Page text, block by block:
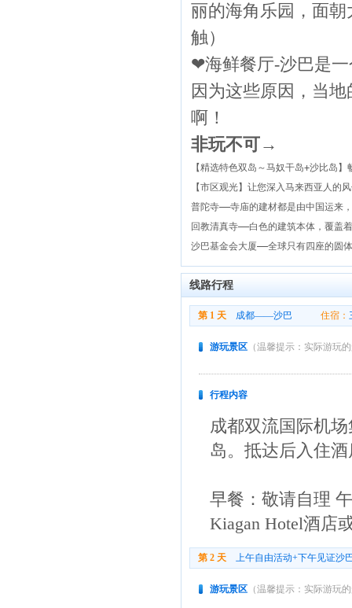
丽的海角乐园，面
触）
❤海鲜餐厅-沙巴是
因为这些原因，当
啊！
非玩不可→
【精选特色双岛～马奴干岛+沙比岛】
【市区观光】让您深入马来西亚人的
普陀寺——寺庙的建材都是由中国运来
回教清真寺——白色的建筑本体，覆盖
沙巴基金会大厦——全球只有四座的圆
线路行程
第 1 天 成都——沙巴 住宿：
游玩景区 （温馨提示：实际游玩
行程内容
成都双流国际机
岛。抵达后入住
早餐：敬请自理
Kiagan Hotel酒店
第 2 天 上午自由活动+下午见证沙
游玩景区 （温馨提示：实际游玩